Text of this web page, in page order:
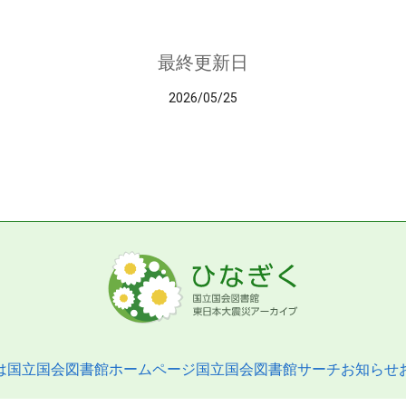
最終更新日
2026/05/25
国立国会図書館ホームページ国立国会図書館サーチお知らせ